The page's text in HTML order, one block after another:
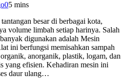
05 mins
besar di berbagai kota,
volume limbah setiap harinya. Salah
digunakan adalah Mesin
ini berfungsi memisahkan sampah
anorganik, plastik, logam, dan
yang efisien. Kehadiran mesin ini
daur ulang…